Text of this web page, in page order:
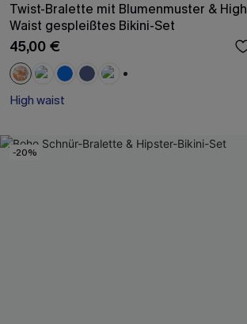
Twist-Bralette mit Blumenmuster & High
Waist gespleißtes Bikini-Set
45,00 €
High waist
-20%